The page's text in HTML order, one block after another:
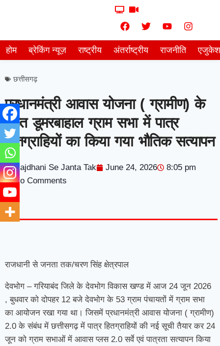
होम ब्रेकिंग न्यूज़ राष्ट्रीय अंतर्राष्ट्रीय राजनीति
छत्तीसगढ़
प्रधानमंत्री आवास योजना ( ग्रामीण) के
तहत डूमरबाहाल ग्राम सभा में पात्र
हितग्राहियों का किया गया भौतिक सत्यापन
Rajdhani Se Janta Tak June 24, 2026
8:05 pm
No Comments
राजधानी से जनता तक/चरण सिंह क्षेत्रपाल
देवभोग – गरियाबंद जिले के देवभोग विकास खण्ड में आज 24 जून 2026
, बुधवार को दोपहर 12 बजे देवभोग के 53 ग्राम पंचायतों में ग्राम सभा
का आयोजन रखा गया था। जिसमें प्रधानमंत्री आवास योजना ( ग्रामीण)
2.0 के संबंध में छत्तीसगढ़ में पात्र हितग्राहियों की नई सूची तैयार कर 24
जून को ग्राम सभाओं में आवास प्लस 2.0 सर्वे एवं पात्रता सत्यापन किया